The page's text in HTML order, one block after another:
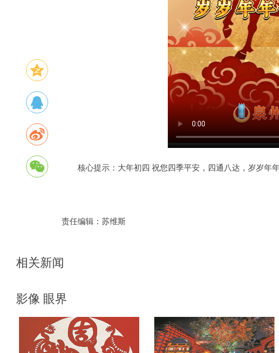
核心提示：大年初四 祝您四季平安，四通八达，岁岁年
责任编辑： 苏维斯
相关新闻
影像 眼界